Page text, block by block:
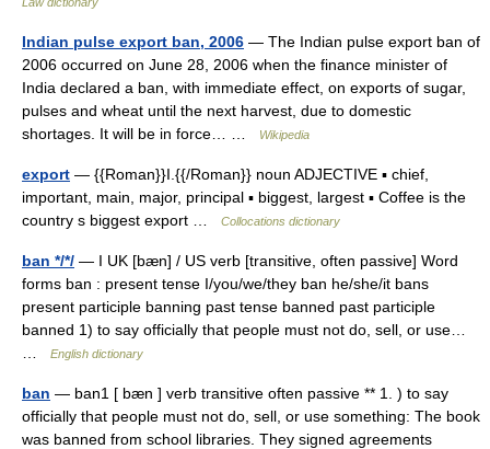
Indian pulse export ban, 2006 — The Indian pulse export ban of
2006 occurred on June 28, 2006 when the finance minister of
India declared a ban, with immediate effect, on exports of sugar,
pulses and wheat until the next harvest, due to domestic
shortages. It will be in force… …
Wikipedia
export — {{Roman}}I.{{/Roman}} noun ADJECTIVE ▪ chief,
important, main, major, principal ▪ biggest, largest ▪ Coffee is the
country s biggest export …
Collocations dictionary
ban */*/ — I UK [bæn] / US verb [transitive, often passive] Word
forms ban : present tense I/you/we/they ban he/she/it bans
present participle banning past tense banned past participle
banned 1) to say officially that people must not do, sell, or use…
English dictionary
ban — ban1 [ bæn ] verb transitive often passive ** 1. ) to say
officially that people must not do, sell, or use something: The book
was banned from school libraries. They signed agreements